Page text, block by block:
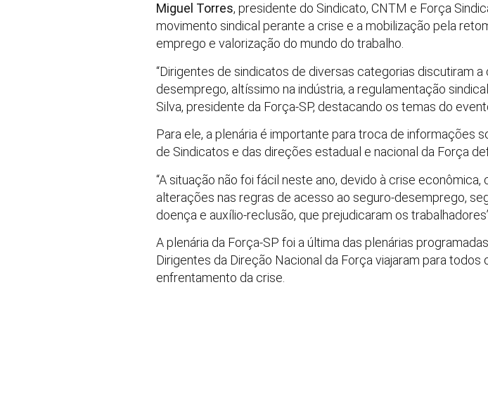
Miguel Torres, presidente do Sindicato, CNTM e Força
movimento sindical perante a crise e a mobilização pela
emprego e valorização do mundo do trabalho.
“Dirigentes de sindicatos de diversas categorias discutiram
desemprego, altíssimo na indústria, a regulamentação
Silva, presidente da Força-SP, destacando os temas do
Para ele, a plenária é importante para troca de informações
de Sindicatos e das direções estadual e nacional da Força
“A situação não foi fácil neste ano, devido à crise
alterações nas regras de acesso ao seguro-desemprego,
doença e auxílio-reclusão, que prejudicaram os
A plenária da Força-SP foi a última das plenárias
Dirigentes da Direção Nacional da Força viajaram para
enfrentamento da crise.